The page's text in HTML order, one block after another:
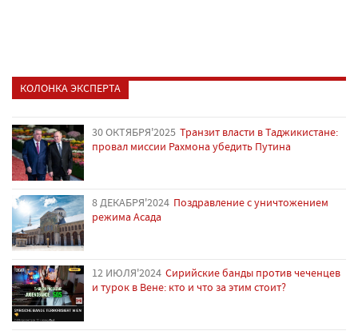
КОЛОНКА ЭКСПЕРТА
30 ОКТЯБРЯ'2025 Транзит власти в Таджикистане:
провал миссии Рахмона убедить Путина
8 ДЕКАБРЯ'2024 Поздравление с уничтожением
режима Асада
12 ИЮЛЯ'2024 Сирийские банды против чеченцев
и турок в Вене: кто и что за этим стоит?